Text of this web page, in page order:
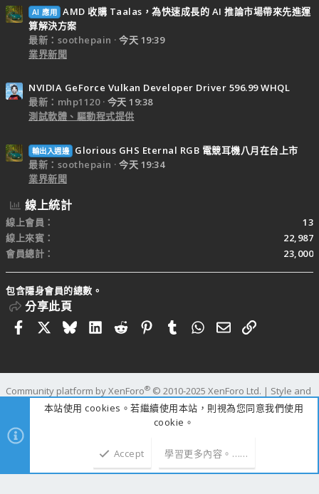
AI 應用 AMD 收購 Taalas，為快速成長的 AI 推論市場帶來先進運
算解決方案
最新：soothepain
今天 19:39
業界新聞
NVIDIA GeForce Vulkan Developer Driver 596.99 WHQL
最新：mhp1120
今天 19:38
測試軟體、驅動程式提供
輸出入週邊
Glorious GHS Eternal RGB 電競耳機八月在台上市
最新：soothepain
今天 19:34
業界新聞
線上統計
線上會員
13
線上來賓
22,987
會員總計
23,000
包含隱身會員的總數。
分享此頁
FacebookBlueskyLinkedIn
RedditPinterestTumblrWhatsApp
電子郵件
連結
Community platform by XenForo® © 2010-2025 XenForo Ltd. | Style and
add-ons by ThemeHouse
100 時間
本站使用 cookies。若繼續使用本站，則視為您同意我們使用
cookie。
Accept 學習更多內容。……